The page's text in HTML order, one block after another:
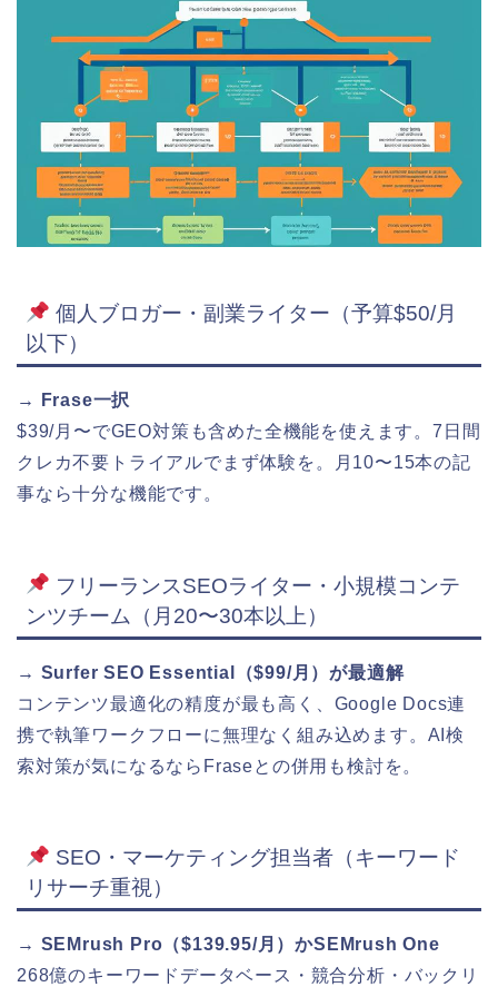
個人ブロガー・副業ライター（予算$50/月
以下）
→ Frase一択
$39/月〜でGEO対策も含めた全機能を使えます。7日間
クレカ不要トライアルでまず体験を。月10〜15本の記
事なら十分な機能です。
フリーランスSEOライター・小規模コンテ
ンツチーム（月20〜30本以上）
→ Surfer SEO Essential（$99/月）が最適解
コンテンツ最適化の精度が最も高く、Google Docs連
携で執筆ワークフローに無理なく組み込めます。AI検
索対策が気になるならFraseとの併用も検討を。
SEO・マーケティング担当者（キーワード
リサーチ重視）
→ SEMrush Pro（$139.95/月）かSEMrush One
268億のキーワードデータベース・競合分析・バックリ